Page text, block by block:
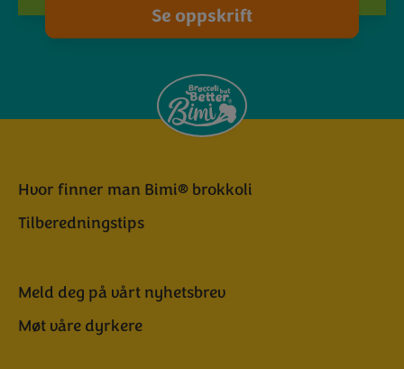
Se oppskrift
Hvor finner man Bimi® brokkoli
Tilberedningstips
Meld deg på vårt nyhetsbrev
Møt våre dyrkere